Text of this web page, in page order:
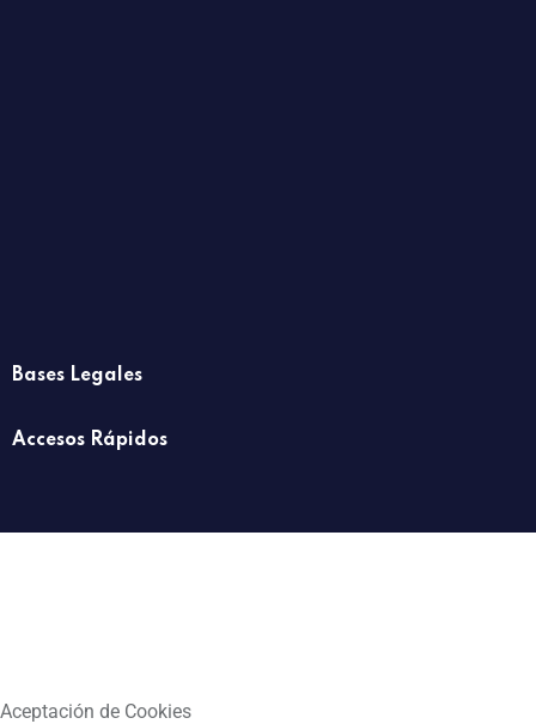
Bases Legales
Accesos Rápidos
Aceptación de Cookies